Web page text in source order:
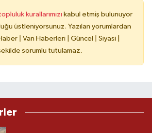
kurallarımızı kabul etmiş bulunuyor
üstleniyorsunuz. Yazılan yorumlardan
| Van Haberleri | Güncel | Siyasi |
sorumlu tutulamaz.